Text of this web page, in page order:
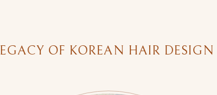
OF KOREAN HAIR DESIGN